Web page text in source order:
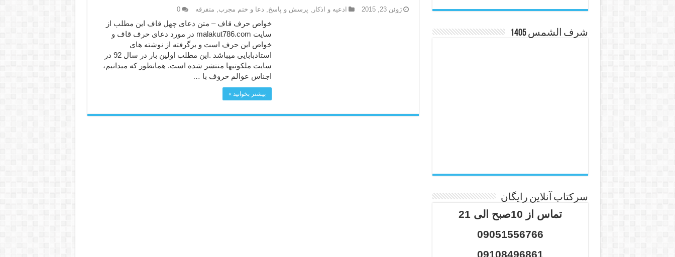
دعای قوی برای حاجات دنیا و آخرت – حاجت روایی و رفع مشکلات
ختم سوره تکاثر برای جذب ثروت – خواص و برکات سوره تکاثر
ژوئن 23, 2015 ادعيه و اذكار پرسش و پاسخ دعا و ختم مجرب متفرقه 0
خواص حرف قاف – متن دعای چهل قاف این مطلب از
سایت malakut786.com در مورد دعای حرف قاف و
خواص این حرف است و برگرفته از نوشته های
استادبابایی میباشد .این مطلب اولین بار در سال 92 در
سایت ملکوتیها منتشر شده است. همانطور که میدانیم،
اجناس عوالم حروف با …
بیشتر بخوانید »
شرف الشمس 1405
سرکتاب آنلاین رایگان
تماس از 10صبح الی 21
09051556766
09108496861